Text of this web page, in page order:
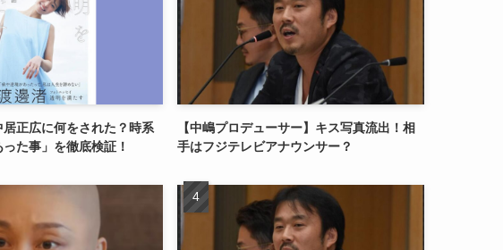
正広に何をされた？時系
た事」を徹底検証！
【中嶋プロデューサー】キス写真流出！相
手はフジテレビアナウンサー？